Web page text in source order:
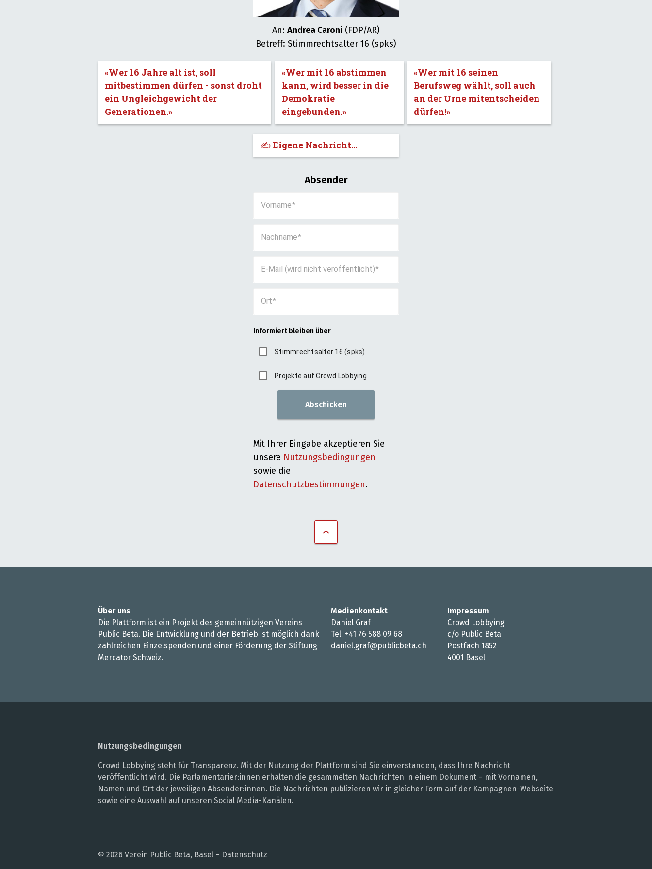
An: Andrea Caroni (FDP/AR)
Betreff: Stimmrechtsalter 16 (spks)
«Wer 16 Jahre alt ist, soll
mitbestimmen dürfen - sonst droht
ein Ungleichgewicht der
Generationen.»
«Wer mit 16 abstimmen
kann, wird besser in die
Demokratie
eingebunden.»
«Wer mit 16 seinen
Berufsweg wählt, soll auch
an der Urne mitentscheiden
dürfen!»
✍️ Eigene Nachricht...
Absender
Vorname
Nachname
E-Mail (wird nicht veröffentlicht)
Ort
Informiert bleiben über
Stimmrechtsalter 16 (spks)
Projekte auf Crowd Lobbying
Abschicken
Mit Ihrer Eingabe akzeptieren Sie
unsere Nutzungsbedingungen
sowie die
Datenschutzbestimmungen.
Über uns
Die Plattform ist ein Projekt des gemeinnützigen Vereins
Public Beta. Die Entwicklung und der Betrieb ist möglich dank
zahlreichen Einzelspenden und einer Förderung der Stiftung
Mercator Schweiz.
Medienkontakt
Daniel Graf
Tel. +41 76 588 09 68
daniel.graf@publicbeta.ch
Impressum
Crowd Lobbying
c/o Public Beta
Postfach 1852
4001 Basel
Nutzungsbedingungen
Crowd Lobbying steht für Transparenz. Mit der Nutzung der Plattform sind Sie einverstanden, dass Ihre Nachricht
veröffentlicht wird. Die Parlamentarier:innen erhalten die gesammelten Nachrichten in einem Dokument – mit Vornamen,
Namen und Ort der jeweiligen Absender:innen. Die Nachrichten publizieren wir in gleicher Form auf der Kampagnen-Webseite
sowie eine Auswahl auf unseren Social Media-Kanälen.
© 2026 Verein Public Beta, Basel – Datenschutz